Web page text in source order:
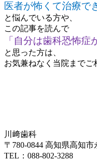
医者が怖くて治療で
と悩んでいる方や、
この記事を読んで
「自分は歯科恐怖症
と思った方は、
お気兼ねなく当院までご
川﨑歯科
〒780-0844 高知県高知
TEL：088-802-3288